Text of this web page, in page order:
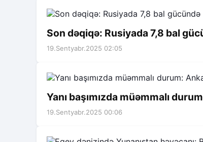
Son dəqiqə: Rusiyada 7,8 bal
19.Sentyabr.2025 02:05
Yanı başımızda müəmmalı
19.Sentyabr.2025 00:06